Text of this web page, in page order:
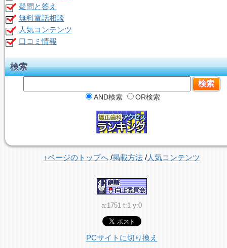
疑問と答え
無料電話相談
人気コンテンツ
口コミ情報
検索
AND検索 OR検索
↑ページのトップへ/掲載方法/人気コンテンツ
a:1751 t:1 y:0
PCサイトに切り換え